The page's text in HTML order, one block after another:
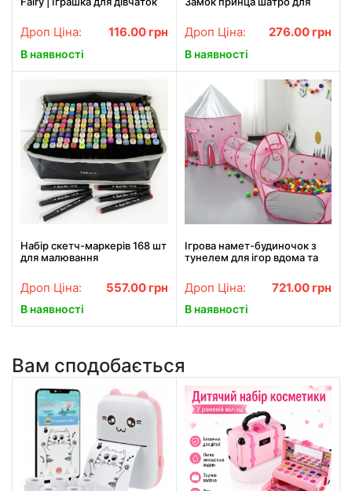
Дроп Ціна: 116.00 грн
В наявності
Дроп Ціна: 276.00 грн
В наявності
Набір скетч-маркерів 168 шт
для малювання
Дроп Ціна: 557.00 грн
В наявності
Ігрова намет-будиночок з
тунелем для ігор вдома та
Дроп Ціна: 721.00 грн
В наявності
Вам сподобається